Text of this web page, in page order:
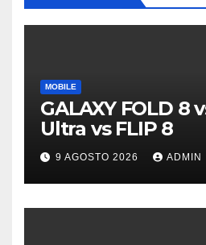
MOBILE
GALAXY FOLD 8
Ultra vs FLIP 8
9 AGOSTO 2026 ADMIN